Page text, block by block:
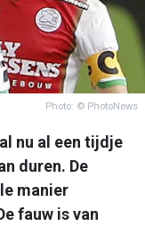
Photo: © PhotoNews
nu al een tijdje
duren. De
manier
fauw is van